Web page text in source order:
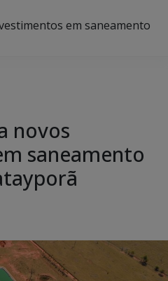
em saneamento
novos
saneamento